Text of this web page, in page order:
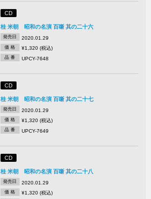
CD
桂 米朝 昭和の名演 百噺 其の二十六
発売日 2020.01.29
価 格 ¥1,320 (税込)
品 番 UPCY-7648
CD
桂 米朝 昭和の名演 百噺 其の二十七
発売日 2020.01.29
価 格 ¥1,320 (税込)
品 番 UPCY-7649
CD
桂 米朝 昭和の名演 百噺 其の二十八
発売日 2020.01.29
価 格 ¥1,320 (税込)